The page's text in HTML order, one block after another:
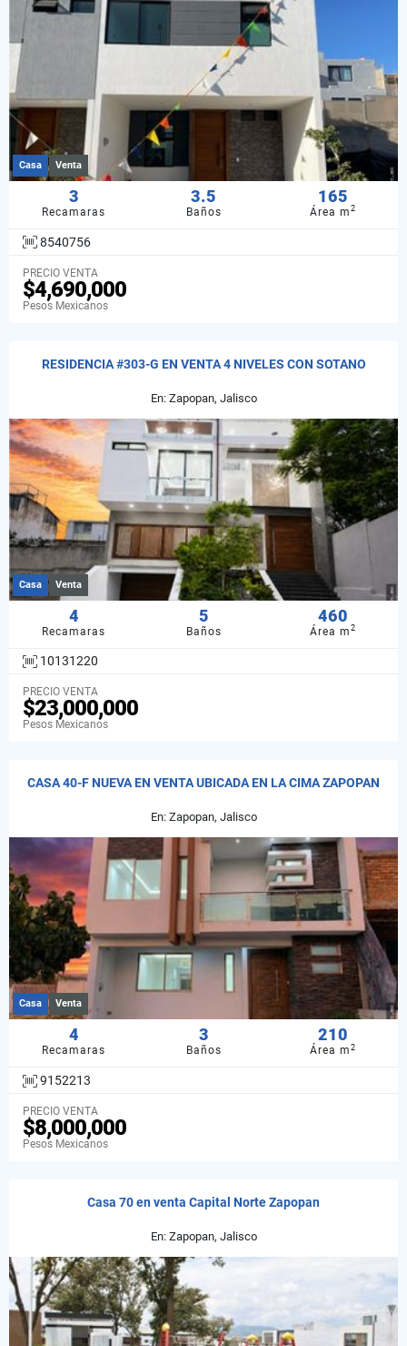
Casa Venta
3
Recamaras
3.5
Baños
165
Área m2
8540756
PRECIO VENTA
$4,690,000
Pesos Mexicanos
RESIDENCIA #303-G EN VENTA 4 NIVELES CON SOTANO
En: Zapopan, Jalisco
Casa Venta
4
Recamaras
5
Baños
460
Área m2
10131220
PRECIO VENTA
$23,000,000
Pesos Mexicanos
CASA 40-F NUEVA EN VENTA UBICADA EN LA CIMA ZAPOPAN
En: Zapopan, Jalisco
Casa Venta
4
Recamaras
3
Baños
210
Área m2
9152213
PRECIO VENTA
$8,000,000
Pesos Mexicanos
Casa 70 en venta Capital Norte Zapopan
En: Zapopan, Jalisco